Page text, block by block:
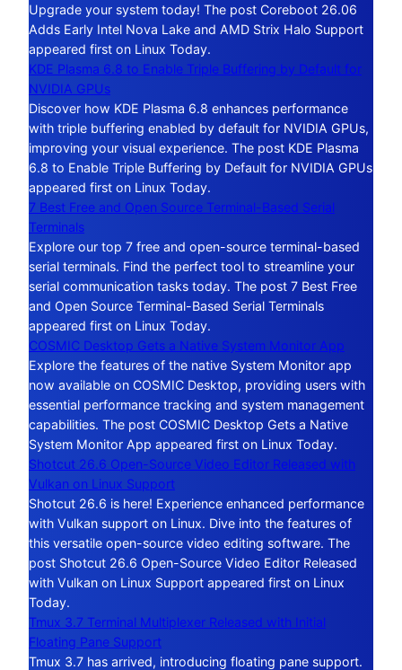
Upgrade your system today! The post Coreboot 26.06
Adds Early Intel Nova Lake and AMD Strix Halo Support
appeared first on Linux Today.
KDE Plasma 6.8 to Enable Triple Buffering by Default for
NVIDIA GPUs
Discover how KDE Plasma 6.8 enhances performance
with triple buffering enabled by default for NVIDIA GPUs,
improving your visual experience. The post KDE Plasma
6.8 to Enable Triple Buffering by Default for NVIDIA GPUs
appeared first on Linux Today.
7 Best Free and Open Source Terminal-Based Serial
Terminals
Explore our top 7 free and open-source terminal-based
serial terminals. Find the perfect tool to streamline your
serial communication tasks today. The post 7 Best Free
and Open Source Terminal-Based Serial Terminals
appeared first on Linux Today.
COSMIC Desktop Gets a Native System Monitor App
Explore the features of the native System Monitor app
now available on COSMIC Desktop, providing users with
essential performance tracking and system management
capabilities. The post COSMIC Desktop Gets a Native
System Monitor App appeared first on Linux Today.
Shotcut 26.6 Open-Source Video Editor Released with
Vulkan on Linux Support
Shotcut 26.6 is here! Experience enhanced performance
with Vulkan support on Linux. Dive into the features of
this versatile open-source video editing software. The
post Shotcut 26.6 Open-Source Video Editor Released
with Vulkan on Linux Support appeared first on Linux
Today.
Tmux 3.7 Terminal Multiplexer Released with Initial
Floating Pane Support
Tmux 3.7 has arrived, introducing floating pane support.